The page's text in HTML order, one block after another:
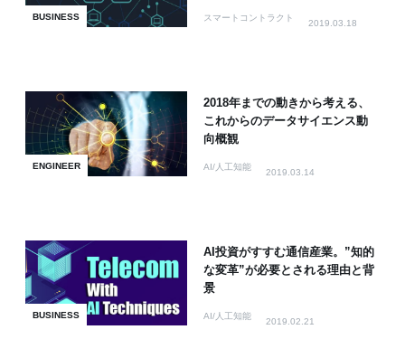
BUSINESS スマートコントラクト
2019.03.18
ENGINEER
2018年までの動きから考える、
これからのデータサイエンス動
向概観
AI/人工知能
2019.03.14
BUSINESS
AI投資がすすむ通信産業。”知的
な変革”が必要とされる理由と背
景
AI/人工知能
2019.02.21